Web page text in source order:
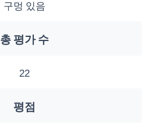
구멍 있음
총 평가 수
22
평점